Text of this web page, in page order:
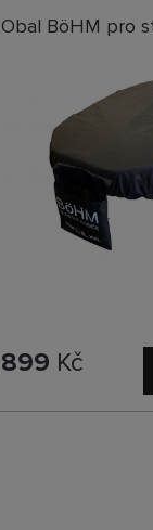
Obal BöHM pro
899 Kč